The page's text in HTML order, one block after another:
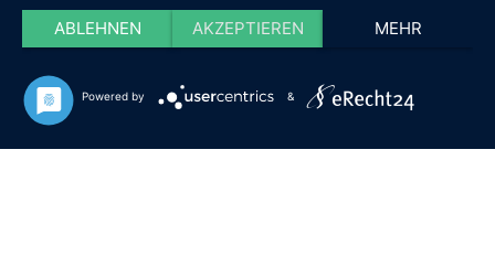
ABLEHNEN AKZEPTIEREN MEHR
Powered by &